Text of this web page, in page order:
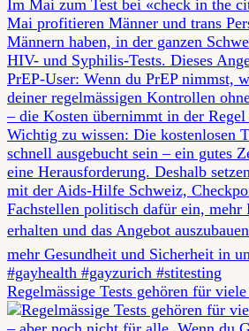
Regelmässige Tests gehören für